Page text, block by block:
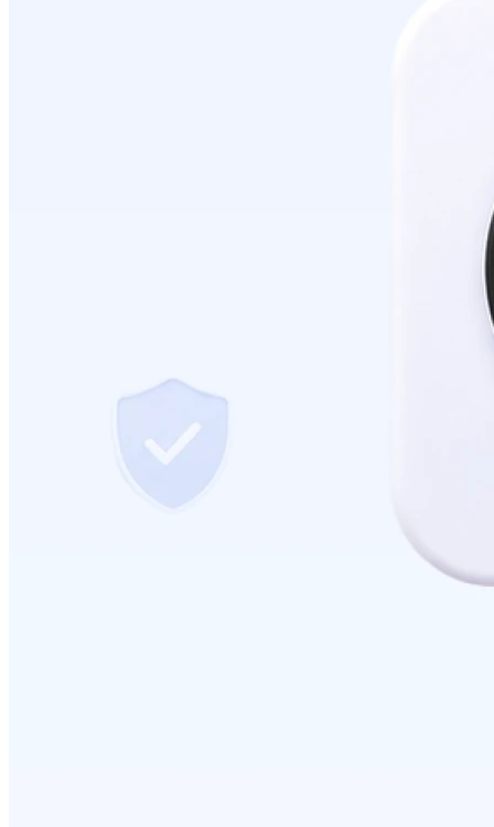
การตั้งค่าจำกัดจำนวนสั่งซื้อสินค้าต่อออเดอร์
2026-07-09 18:06:16